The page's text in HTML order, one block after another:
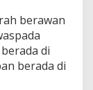
berawan
di
berada di